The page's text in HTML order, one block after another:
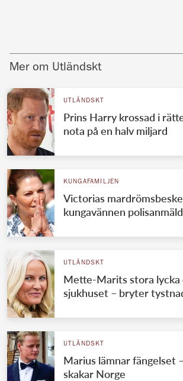
Mer om Utländskt
UTLÄNDSKT
Prins Harry krossad i
nota på en halv miljard
KUNGAFAMILJEN
Victorias
kungavännen polisanmäld
UTLÄNDSKT
Mette-Marits stora
sjukhuset – bryter
UTLÄNDSKT
Marius lämnar fängelset
skakar Norge